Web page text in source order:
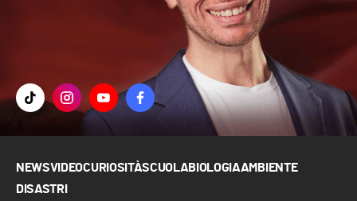
NEWSVIDEOCURIOSITÀSCUOLABIOLOGIAAMBIENTE
DISASTRI